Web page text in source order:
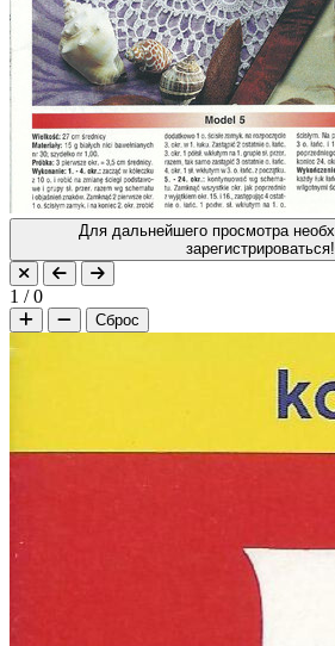
Для дальнейшего просмотра необходимо войти или
зарегистрироваться!
1 /0
Сброс